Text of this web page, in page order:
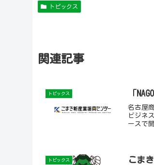
トピックス
関連記事
トピックス 「
名古屋
ビジネ
ースで
トピックス こま